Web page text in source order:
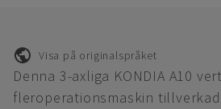
Visa på originalspråket
Denna 3-axliga KONDIA A10
fleroperationsmaskin